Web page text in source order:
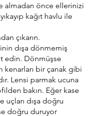
almadan önce ellerinizi
kağıt havlu ile
çıkarın.
dışa dönmemiş
edin. Dönmüşse
kenarları bir çanak gibi
Lensi parmak ucuna
bakın. Eğer kase
uçları dışa doğru
doğru duruyor